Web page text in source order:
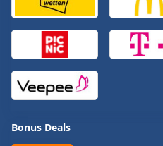
Bonus Deals